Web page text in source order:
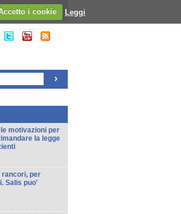
i cookie Leggi
sito - Login al sito
motivazioni per
la legge
rancori, per
Salis puo'